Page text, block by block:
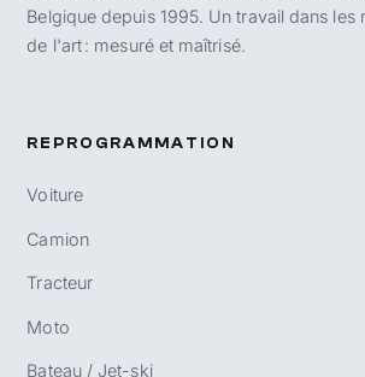
Belgique depuis 1995. Un travail dans les
de l'art : mesuré et maîtrisé.
REPROGRAMMATION
Voiture
Camion
Tracteur
Moto
Bateau / Jet-ski